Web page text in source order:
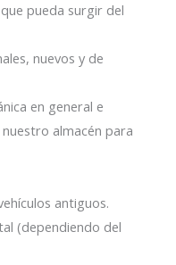
pueda surgir del
nuevos y de
en general e
almacén para
antiguos.
(dependiendo del